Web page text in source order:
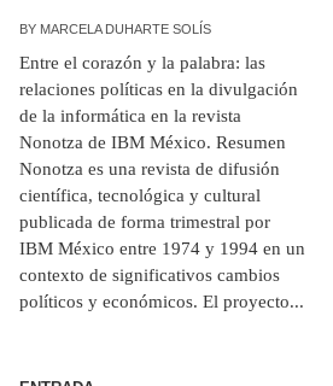
BY MARCELA DUHARTE SOLÍS
Entre el corazón y la palabra: las
relaciones políticas en la divulgación
de la informática en la revista
Nonotza de IBM México. Resumen
Nonotza es una revista de difusión
científica, tecnológica y cultural
publicada de forma trimestral por
IBM México entre 1974 y 1994 en un
contexto de significativos cambios
políticos y económicos. El proyecto...